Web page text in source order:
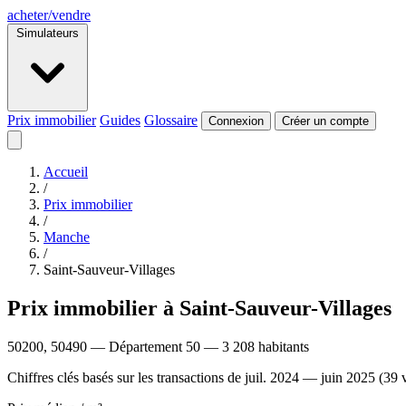
acheter/vendre
Simulateurs
Prix immobilier Guides Glossaire Connexion Créer un compte
Accueil
/
Prix immobilier
/
Manche
/
Saint-Sauveur-Villages
Prix immobilier à Saint-Sauveur-Villages
50200, 50490 — Département 50 — 3 208 habitants
Chiffres clés basés sur les transactions de juil. 2024 — juin 2025 (39